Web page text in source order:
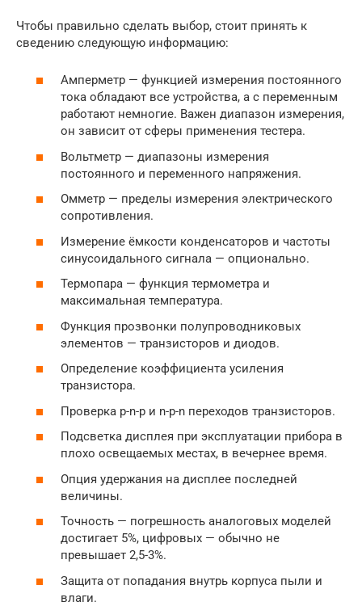
Чтобы правильно сделать выбор, стоит принять к
сведению следующую информацию:
Амперметр — функцией измерения постоянного
тока обладают все устройства, а с переменным
работают немногие. Важен диапазон измерения,
он зависит от сферы применения тестера.
Вольтметр — диапазоны измерения
постоянного и переменного напряжения.
Омметр — пределы измерения электрического
сопротивления.
Измерение ёмкости конденсаторов и частоты
синусоидального сигнала — опционально.
Термопара — функция термометра и
максимальная температура.
Функция прозвонки полупроводниковых
элементов — транзисторов и диодов.
Определение коэффициента усиления
транзистора.
Проверка p-n-p и n-p-n переходов транзисторов.
Подсветка дисплея при эксплуатации прибора в
плохо освещаемых местах, в вечернее время.
Опция удержания на дисплее последней
величины.
Точность — погрешность аналоговых моделей
достигает 5%, цифровых — обычно не
превышает 2,5-3%.
Защита от попадания внутрь корпуса пыли и
влаги.